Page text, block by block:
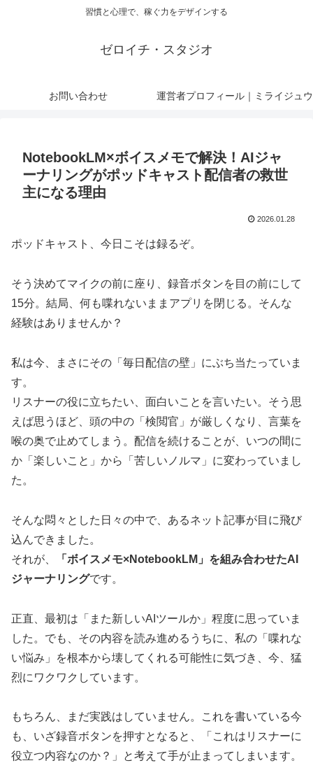
習慣と心理で、稼ぐ力をデザインする
ゼロイチ・スタジオ
お問い合わせ 運営者プロフィール｜ミライジュウ
NotebookLM×ボイスメモで解決！AIジャ
ーナリングがポッドキャスト配信者の救世
主になる理由
2026.01.28
ポッドキャスト、今日こそは録るぞ。
そう決めてマイクの前に座り、録音ボタンを目の前にして
15分。結局、何も喋れないままアプリを閉じる。そんな
経験はありませんか？
私は今、まさにその「毎日配信の壁」にぶち当たっていま
す。
リスナーの役に立ちたい、面白いことを言いたい。そう思
えば思うほど、頭の中の「検閲官」が厳しくなり、言葉を
喉の奥で止めてしまう。配信を続けることが、いつの間に
か「楽しいこと」から「苦しいノルマ」に変わっていまし
た。
そんな悶々とした日々の中で、あるネット記事が目に飛び
込んできました。
それが、
「ボイスメモ×NotebookLM」を組み合わせたAI
ジャーナリングです。
正直、最初は「また新しいAIツールか」程度に思っていま
した。でも、その内容を読み進めるうちに、私の「喋れな
い悩み」を根本から壊してくれる可能性に気づき、今、猛
烈にワクワクしています。
もちろん、まだ実践はしていません。これを書いている今
も、いざ録音ボタンを押すとなると、「これはリスナーに
役立つ内容なのか？」と考えて手が止まってしまいます。